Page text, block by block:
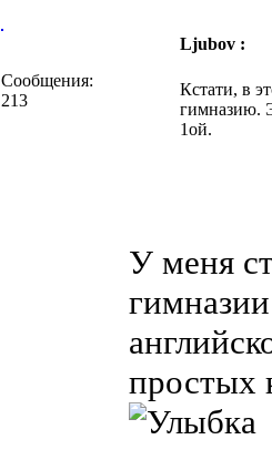
Сообщения:
213
Ljubov :
Кстати, в
гимназию.
1ой.
У меня
простых